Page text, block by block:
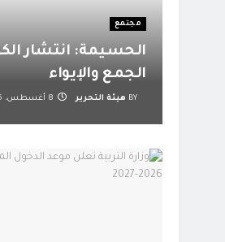
مجتمع
الحسيمة: انتشار
الجمع والإيواء
BY هيئة التحرير